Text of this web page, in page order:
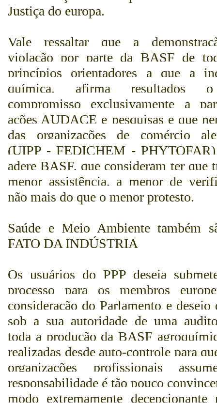
Justiça do europa.
Vale ressaltar que a
violação por parte da BASF de
princípios orientadores a que a
química, afirma resultados
compromisso exclusivamente a
ações AUDACE e pesquisas e que
das organizações de comércio
(UIPP - FEDICHEM -
adere BASF, que consideram ter que
menor assistência, a menor de
não mais do que o menor protesto.
Saúde e Meio Ambiente também
FATO DA INDÚSTRIA
Os usuários do PPP deseja
processo para os membros
consideração do Parlamento e desejo
sob a sua autoridade de uma
toda a produção da BASF
realizadas desde auto-controle para
organizações profissionais
responsabilidade é tão pouco
modo extremamente decepcionante